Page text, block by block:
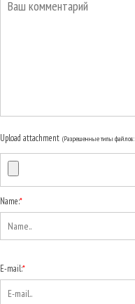
Upload attachment (Разрешенные типы файлов:
Name:*
E-mail:*